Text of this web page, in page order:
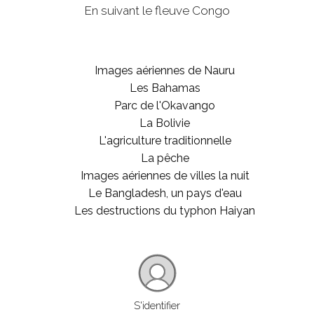
En suivant le fleuve Congo
Images aériennes de Nauru
Les Bahamas
Parc de l'Okavango
La Bolivie
L'agriculture traditionnelle
La pêche
Images aériennes de villes la nuit
Le Bangladesh, un pays d'eau
Les destructions du typhon Haiyan
S'identifier